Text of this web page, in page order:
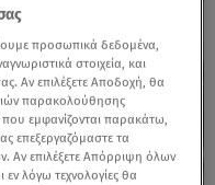
προσωπικά δεδομένα,
στοιχεία, και
Αν επιλέξετε Αποδοχή, θα
παρακολούθησης
εμφανίζονται παρακάτω,
επεξεργαζόμαστε τα
Αν επιλέξετε Απόρριψη όλων
λόγω τεχνολογίες θα